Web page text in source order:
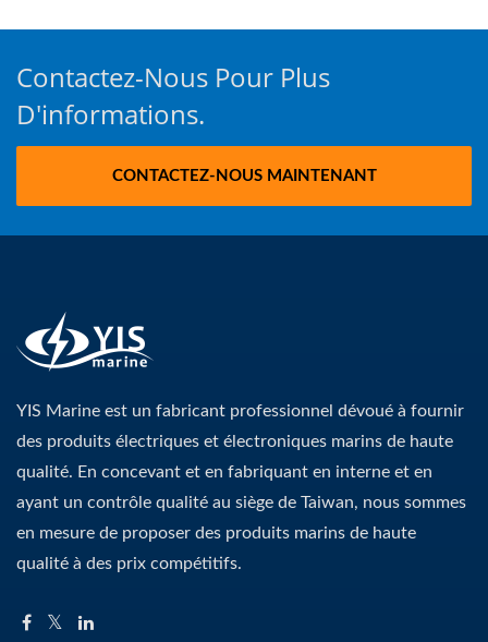
Contactez-Nous Pour Plus
D'informations.
CONTACTEZ-NOUS MAINTENANT
YIS Marine est un fabricant professionnel dévoué à fournir
des produits électriques et électroniques marins de haute
qualité. En concevant et en fabriquant en interne et en
ayant un contrôle qualité au siège de Taiwan, nous sommes
en mesure de proposer des produits marins de haute
qualité à des prix compétitifs.